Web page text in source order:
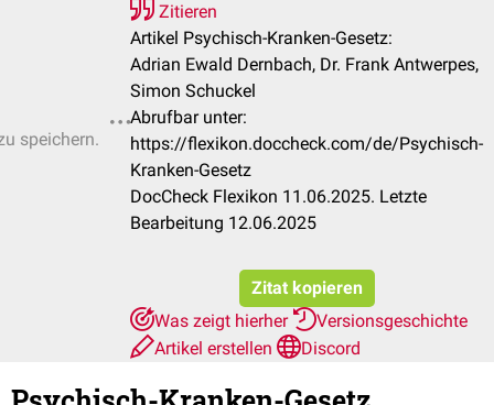
speichern.
Zitieren
Artikel Psychisch-Kranken-Gesetz:
Adrian Ewald Dernbach, Dr. Frank Antwerpes,
Simon Schuckel
Abrufbar unter:
https://flexikon.doccheck.com/de/Psychisch-
Kranken-Gesetz
DocCheck Flexikon 11.06.2025. Letzte
Bearbeitung 12.06.2025
Zitat kopieren
Was zeigt hierher
Versionsgeschichte
Artikel erstellen
Discord